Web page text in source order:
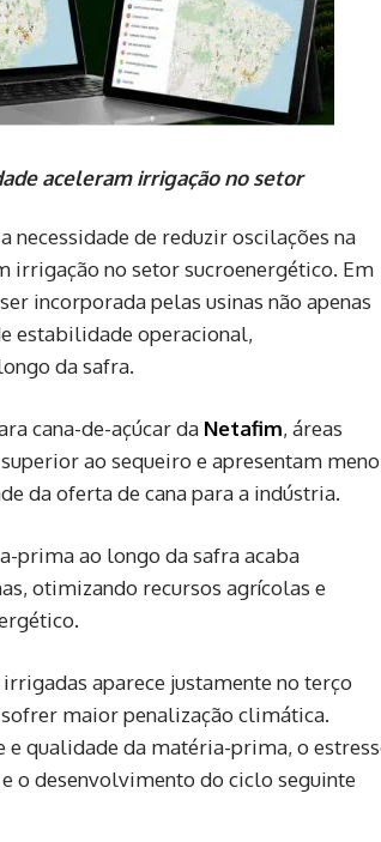
aceleram irrigação no setor
de reduzir oscilações na
no setor sucroenergético. Em
incorporada pelas usinas não apenas
estabilidade operacional,
da safra.
cana-de-açúcar da Netafim, áreas
ao sequeiro e apresentam
da oferta de cana para a indústria.
prima ao longo da safra acaba
otimizando recursos agrícolas e
aparece justamente no terço
maior penalização climática.
qualidade da matéria-prima, o
o desenvolvimento do ciclo seguinte